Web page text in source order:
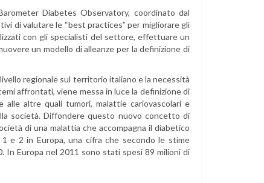
Diabetes Observatory, coordinato dal
di valutare le “best practices” per migliorare gli
con gli specialisti del settore, effettuare un
un modello di alleanze per la definizione di
regionale sul territorio italiano e la necessità
affrontati, viene messa in luce la definizione di
alle altre quali tumori, malattie cariovascolari e
società. Diffondere questo nuovo concetto di
di una malattia che accompagna il diabetico
e 2 in Europa, una cifra che secondo le stime
In Europa nel 2011 sono stati spesi 89 milioni di